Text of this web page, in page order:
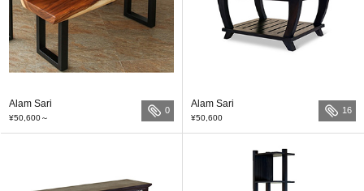
Alam Sari
¥50,600～
0
Alam Sari
¥50,600
16